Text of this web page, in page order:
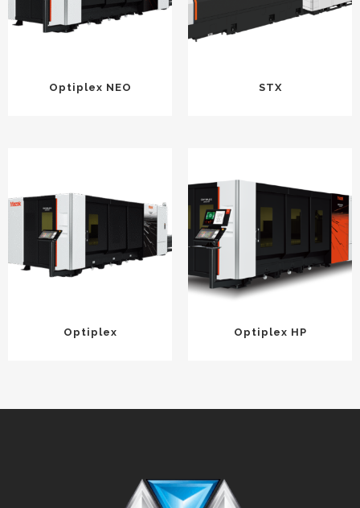
Optiplex NEO STX
Optiplex Optiplex HP